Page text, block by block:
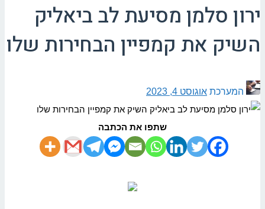
ירון סלמן מסיעת לב ביאליק
השיק את קמפיין הבחירות שלו
המערכת אוגוסט 4, 2023
שתפו את הכתבה